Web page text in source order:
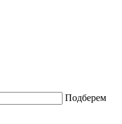
Подберем